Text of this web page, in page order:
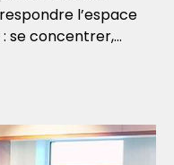
l’espace
se concentrer,…